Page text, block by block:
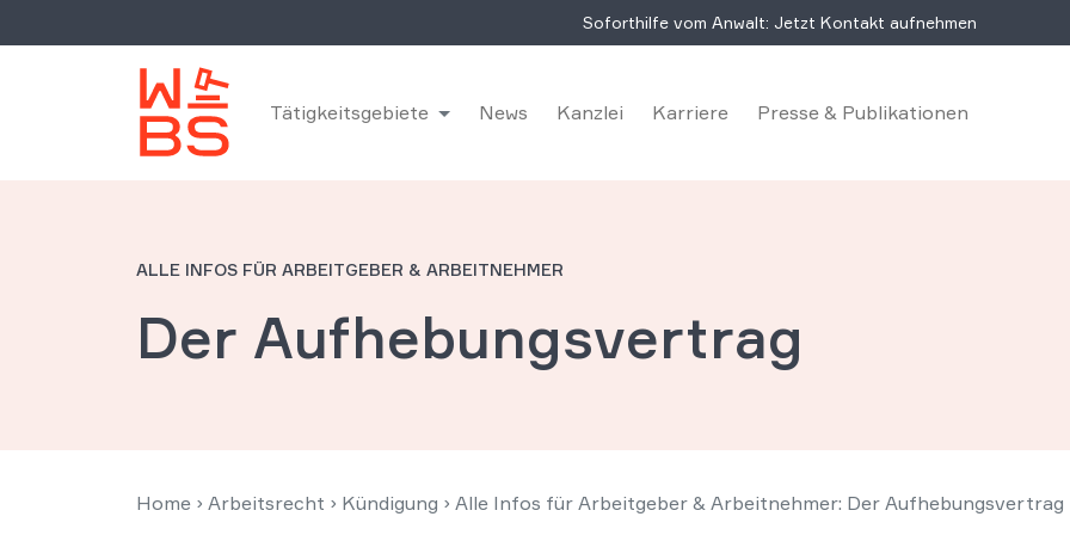
Soforthilfe vom Anwalt: Jetzt Kontakt aufnehmen
Tätigkeitsgebiete News Kanzlei Karriere Presse & Publikationen
ALLE INFOS FÜR ARBEITGEBER & ARBEITNEHMER
Der Aufhebungsvertrag
Home › Arbeitsrecht › Kündigung › Alle Infos für Arbeitgeber & Arbeitnehmer: Der Aufhebungsvertrag